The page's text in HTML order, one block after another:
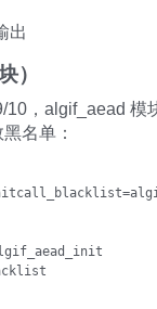
出
）
10，algif_aead 模
名单：